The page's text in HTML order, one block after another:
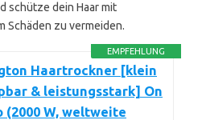
schütze dein Haar mit
Schäden zu vermeiden.
EMPFEHLUNG
Haartrockner [klein
& leistungsstark] On
(2000 W, weltweite